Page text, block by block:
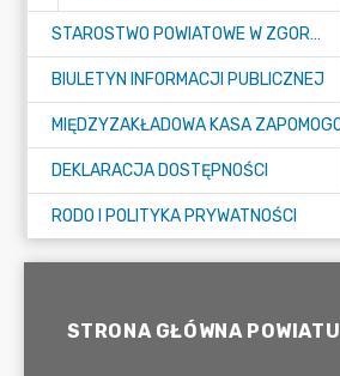
STAROSTWO POWIATOWE W ZGORZELCU
BIULETYN INFORMACJI PUBLICZNEJ
DEKLARACJA DOSTĘPNOŚCI
RODO I POLITYKA PRYWATNOŚCI
STRONA GŁÓWNA POWIATU